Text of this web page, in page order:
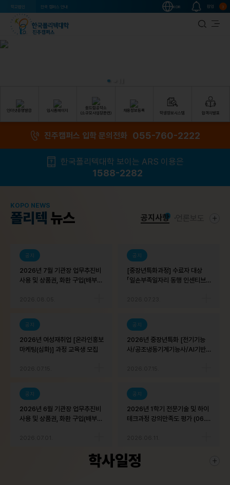
학교법인 전국 캠퍼스 안내 KOR 팝업 3
인터넷증명발급 입시홈페이지
꿈드림공작소
(소규모사업장훈련)
채용정보등록 학생정보시스템 합격자발표
진주캠퍼스 입학 문의전화 055-760-2222
한국폴리텍대학 보이는 ARS 이용은
1588-2282
KOPO NEWS
폴리텍 뉴스 공지사항
공지
2026년 7월 기관장 업무추진비
사용 및 상품권, 화환 구입(배부)
공지
[중장년특화과정] 수료자 대상
「일손부족일자리 동행 인센티브」
공지
2026년 여성재취업 [온라인홍보
마케팅(심화)] 과정 교육생 모집
공지
2026년 중장년특화 [전기기능
사/공조냉동기계기능사/AI기반
공지
2026년 6월 기관장 업무추진비
사용 및 상품권, 화환 구입(배부)
공지
2026년 1학기 전문기술 및 하이
테크과정 강의만족도 평가 (06.2
학사일정